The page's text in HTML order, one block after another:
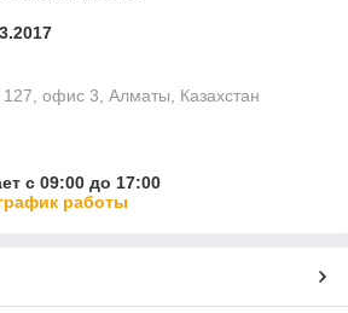
офис 3, Алматы, Казахстан
с 09:00 до 17:00
работы